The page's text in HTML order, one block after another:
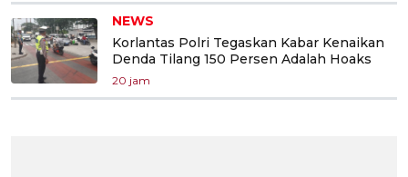
NEWS
Korlantas Polri Tegaskan Kabar Kenaikan
Denda Tilang 150 Persen Adalah Hoaks
20 jam